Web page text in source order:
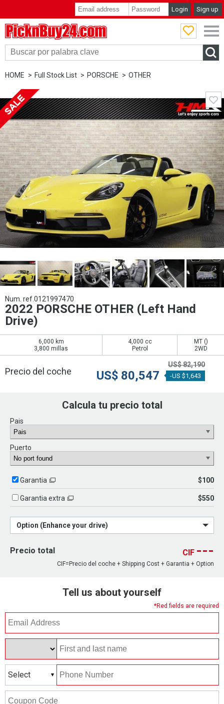
Login Sign up
HOME Full Stock List PORSCHE OTHER
Num. ref.0121997470
2022 PORSCHE OTHER (Left Hand
Drive)
6,000 km
3,800 millas
4,000 cc
Petrol
MT ()
2WD
Precio del coche
US$82,190
US$ 80,547 -US $1,643
Calcula tu precio total
Pais
Puerto
Garantia $100
Garantia extra $550
Option (Enhance your drive)
Precio total CIF ---
CIF=Precio del coche + Shipping Cost + Garantia + Option
Tell us about yourself
*Red fields are required
Select